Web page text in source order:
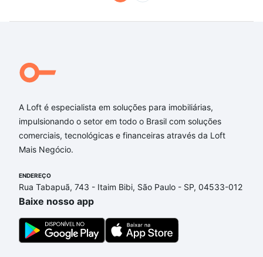
A Loft é especialista em soluções para imobiliárias,
impulsionando o setor em todo o Brasil com soluções
comerciais, tecnológicas e financeiras através da Loft
Mais Negócio.
ENDEREÇO
Rua Tabapuã, 743 - Itaim Bibi, São Paulo - SP, 04533-012
Baixe nosso app